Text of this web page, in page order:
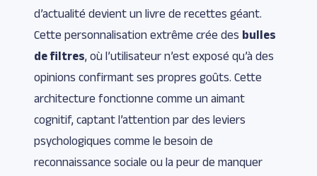
d’actualité devient un livre de recettes géant.
Cette personnalisation extrême crée des bulles
de filtres, où l’utilisateur n’est exposé qu’à des
opinions confirmant ses propres goûts. Cette
architecture fonctionne comme un aimant
cognitif, captant l’attention par des leviers
psychologiques comme le besoin de
reconnaissance sociale ou la peur de manquer